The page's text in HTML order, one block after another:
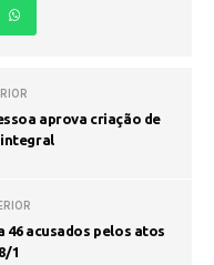
aprova criação de
integral
46 acusados pelos atos
1